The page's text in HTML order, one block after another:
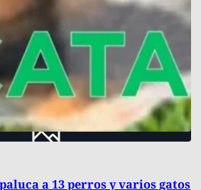
a 13 perros y varios gatos